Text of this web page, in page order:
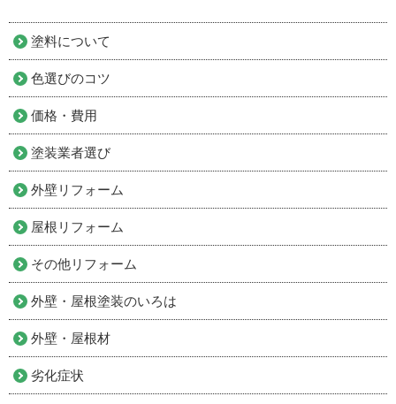
塗料について
色選びのコツ
価格・費用
塗装業者選び
外壁リフォーム
屋根リフォーム
その他リフォーム
外壁・屋根塗装のいろは
外壁・屋根材
劣化症状